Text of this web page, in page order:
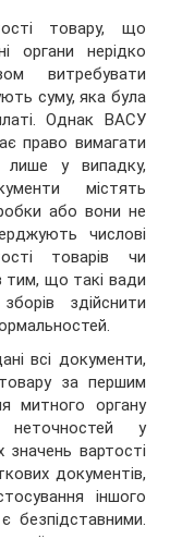
товару, що
органи нерідко
витребувати
суму, яка була
Однак ВАСУ
право вимагати
лише у випадку,
містять
або вони не
числові
товарів чи
тим, що такі вади
здійснити
всі документи,
за першим
митного органу
неточностей у
вартості
документів,
іншого
безпідставними.